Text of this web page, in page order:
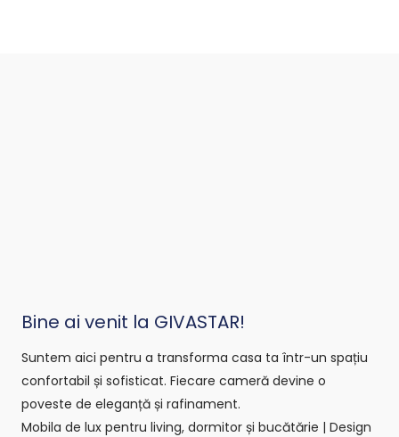
Bine ai venit la GIVASTAR!
Suntem aici pentru a transforma casa ta într-un spațiu
confortabil și sofisticat. Fiecare cameră devine o
poveste de eleganță și rafinament.
Mobila de lux pentru living, dormitor și bucătărie | Design